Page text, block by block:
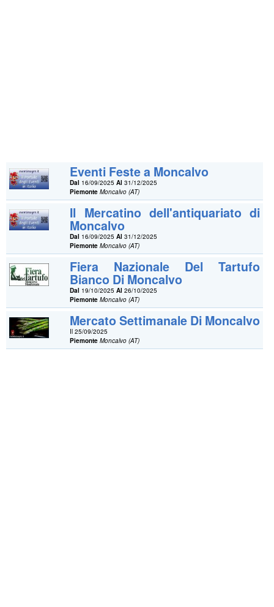
Eventi Feste a Moncalvo
Dal 16/09/2025Al 31/12/2025
Piemonte Moncalvo (AT)
Il Mercatino dell'antiquariato di
Moncalvo
Dal 16/09/2025Al 31/12/2025
Piemonte Moncalvo (AT)
Fiera Nazionale Del Tartufo
Bianco Di Moncalvo
Dal 19/10/2025Al 26/10/2025
Piemonte Moncalvo (AT)
Mercato Settimanale Di Moncalvo
Il 25/09/2025
Piemonte Moncalvo (AT)